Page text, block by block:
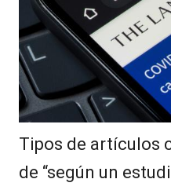
Tipos de artículos
de “según un